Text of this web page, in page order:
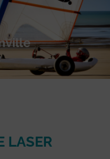
LASER